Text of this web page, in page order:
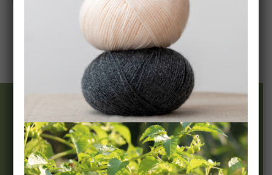
Wir & Team